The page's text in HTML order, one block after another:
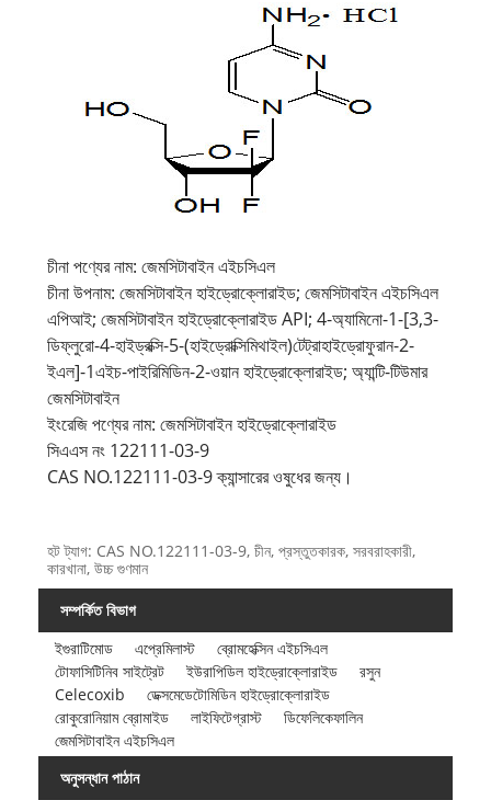
চীনা পণ্যের নাম: জেমসিটাবাইন এইচসিএল
চীনা উপনাম: জেমসিটাবাইন হাইড্রোক্লোরাইড; জেমসিটাবাইন এইচসিএল
এপিআই; জেমসিটাবাইন হাইড্রোক্লোরাইড API; 4-অ্যামিনো-1-[3,3-
ডিফ্লুরো-4-হাইড্রক্সি-5-(হাইড্রোক্সিমিথাইল)টেট্রাহাইড্রোফুরান-2-
ইএল]-1এইচ-পাইরিমিডিন-2-ওয়ান হাইড্রোক্লোরাইড; অ্যান্টি-টিউমার
জেমসিটাবাইন
ইংরেজি পণ্যের নাম: জেমসিটাবাইন হাইড্রোক্লোরাইড
সিএএস নং 122111-03-9
CAS NO.122111-03-9 ক্যান্সারের ওষুধের জন্য।
হট ট্যাগ: CAS NO.122111-03-9, চীন, প্রস্তুতকারক, সরবরাহকারী,
কারখানা, উচ্চ গুণমান
সম্পর্কিত বিভাগ
ইগুরাটিমোড
এপ্রেমিলাস্ট
ব্রোমহেক্সিন এইচসিএল
টোফাসিটিনিব সাইট্রেট
ইউরাপিডিল হাইড্রোক্লোরাইড
রসুন
Celecoxib
ডেক্সমেডেটোমিডিন হাইড্রোক্লোরাইড
রোকুরোনিয়াম ব্রোমাইড
লাইফিটেগ্রাস্ট
ডিফেলিকেফালিন
জেমসিটাবাইন এইচসিএল
অনুসন্ধান পাঠান